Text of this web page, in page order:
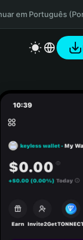
em Português